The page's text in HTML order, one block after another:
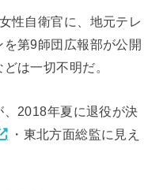
性自衛官に、地元テレ
第9師団広報部が公開
は一切不明だ。
2018年夏に退役が決
・東北方面総監に見え